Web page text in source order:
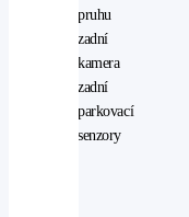
pruhu
zadní
kamera
zadní
parkovací
senzory